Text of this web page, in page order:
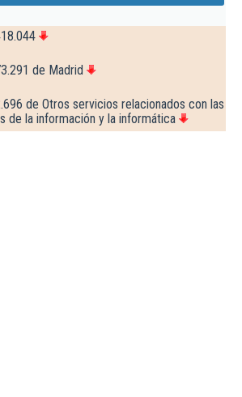
de Madrid
de Otros servicios relacionados con las
de la información y la informática